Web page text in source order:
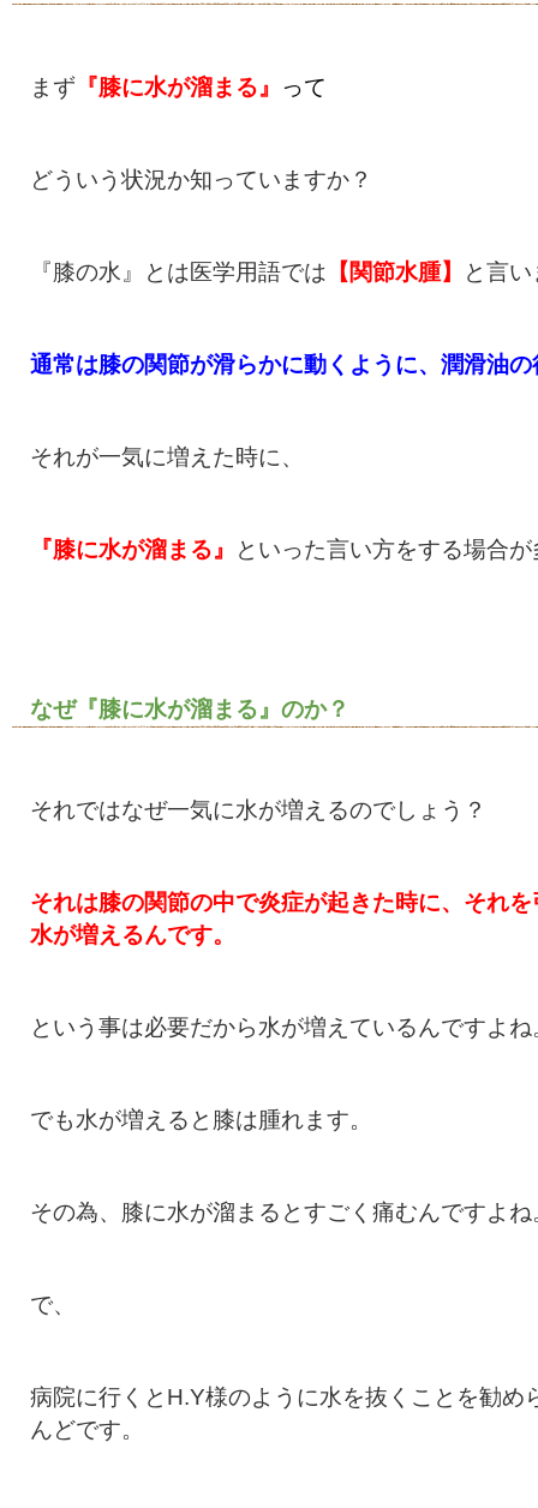
まず 『膝に水が溜まる』 って
どういう状況か知っていますか？
『膝の水』とは医学用語では 【関節水腫】 と言
通常は膝の関節が滑らかに動くように、潤滑油
それが一気に増えた時に、
『膝に水が溜まる』 といった言い方をする場合
なぜ『膝に水が溜まる』のか？
それではなぜ一気に水が増えるのでしょう？
それは膝の関節の中で炎症が起きた時に、 それ
水が増えるんです。
という事は必要だから水が増えているんですよね
でも水が増えると膝は腫れます。
その為、膝に水が溜まるとすごく痛むんですよね
で、
病院に行くとH.Y様のように水を抜くことを勧め
んどです。